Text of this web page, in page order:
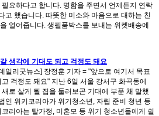
요하다고 합니다. 명함을 주면서 언제든지 연락
고 했습니다. 따뜻한 미소와 마음으로 대하는 친
열어줍니다. 생필품박스를 보내는 위켓배송에
생각에 기대도 되고 걱정도 돼요
일리굿뉴스] 장정훈 기자 = "앞으로 여기서 목표
걱정도 돼요" 지난 6일 서울 강서구 화곡동에
로 살게 될 집을 둘러보곤 기대에 부푼 채 말했
인 위키코리아가 위기청소년, 자립 준비 청년 등
리아는 탈가정, 미혼모 등 위기 청소년들에게 쉴